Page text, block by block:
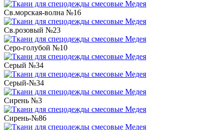
Св.морская-волна №16
Св.розовый №23
Серо-голубой №10
Серый №34
Серый-№34
Сирень №3
Сирень-№86